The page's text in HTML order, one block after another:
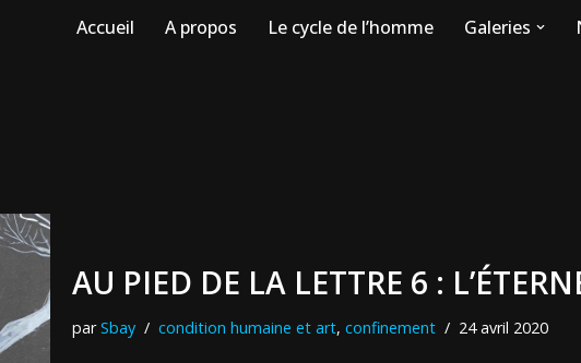
Accueil A propos Le cycle de l’homme Galeries
AU PIED DE LA LETTRE 6 :
parSbay condition humaine et art, confinement 24 avril 2020